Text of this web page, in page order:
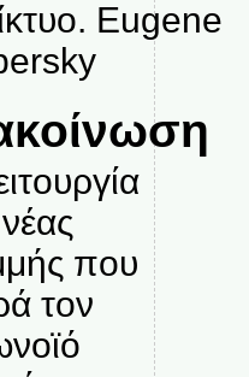
Eugene
που
τον